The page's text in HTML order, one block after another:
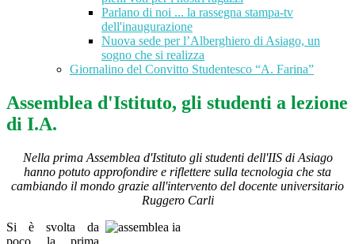
Parlano di noi ... la rassegna stampa-tv
dell'inaugurazione
Nuova sede per l’Alberghiero di Asiago, un
sogno che si realizza
Giornalino del Convitto Studentesco “A. Farina”
Assemblea d'Istituto, gli studenti a lezione
di I.A.
Nella prima Assemblea d'Istituto gli studenti dell'IIS di Asiago
hanno potuto approfondire e riflettere sulla tecnologia che sta
cambiando il mondo grazie all'intervento del docente universitario
Ruggero Carli
Si è svolta da